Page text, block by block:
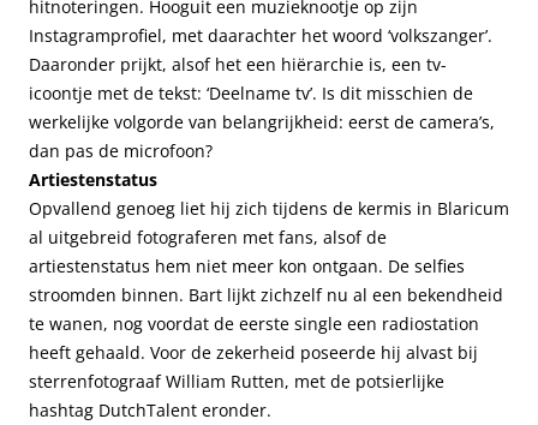
hitnoteringen. Hooguit een muzieknootje op zijn
Instagramprofiel, met daarachter het woord ‘volkszanger’.
Daaronder prijkt, alsof het een hiërarchie is, een tv-
icoontje met de tekst: ‘Deelname tv’. Is dit misschien de
werkelijke volgorde van belangrijkheid: eerst de camera’s,
dan pas de microfoon?
Artiestenstatus
Opvallend genoeg liet hij zich tijdens de kermis in Blaricum
al uitgebreid fotograferen met fans, alsof de
artiestenstatus hem niet meer kon ontgaan. De selfies
stroomden binnen. Bart lijkt zichzelf nu al een bekendheid
te wanen, nog voordat de eerste single een radiostation
heeft gehaald. Voor de zekerheid poseerde hij alvast bij
sterrenfotograaf William Rutten, met de potsierlijke
hashtag DutchTalent eronder.